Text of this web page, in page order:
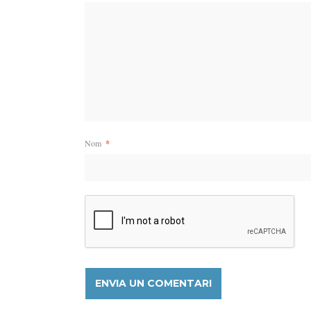
Nom *